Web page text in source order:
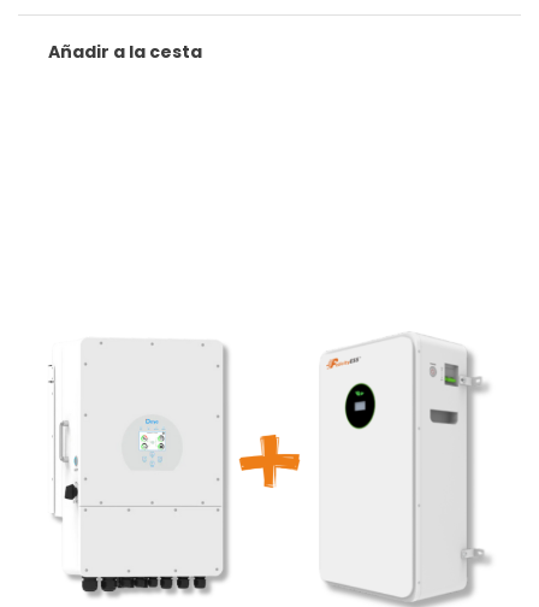
Añadir a la cesta